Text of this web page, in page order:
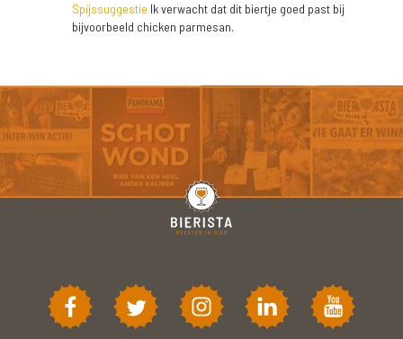
Spijssuggestie Ik verwacht dat dit biertje goed past bij
bijvoorbeeld chicken parmesan.